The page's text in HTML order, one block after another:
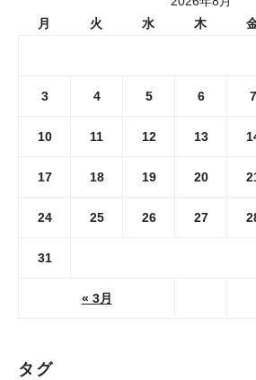
月
火 水 木
« 3月
3 4 5 6 7
10 11 12 13
17 18 19 20
24 25 26 27
31
タグ